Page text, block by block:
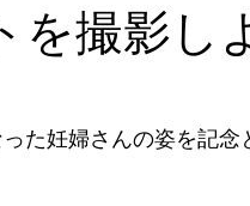
を撮影し
た妊婦さんの姿を記念